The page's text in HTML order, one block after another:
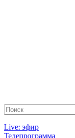
Live: эфир
Телепрограмма